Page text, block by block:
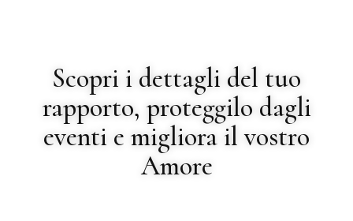
Scopri i dettagli del tuo
rapporto, proteggilo dagli
eventi e migliora il vostro
Amore